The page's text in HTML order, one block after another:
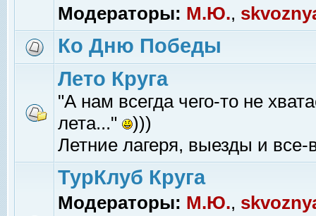
Модераторы: М.Ю.,
Ко Дню Победы
Лето Круга
"А нам всегда чего-то не
лета..."
)))
Летние лагеря, выезды и все-
ТурКлуб Круга
Модераторы: М.Ю.,